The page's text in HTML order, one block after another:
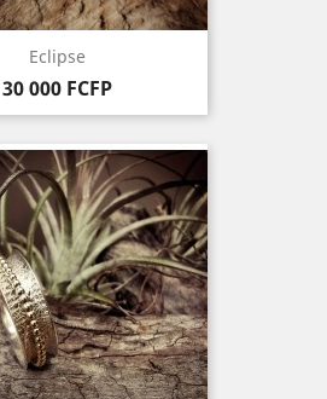
Eclipse
Prix
30 000 FCFP